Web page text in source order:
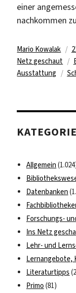
einer
nachkommen
Autor
Mario Kowalak
Netz geschaut
Ausstattung
Allgemein
Datenbanken
Forschungs-
Ins Netz
Lehr- und
Lernangebote,
Literaturtipps
Primo (81)